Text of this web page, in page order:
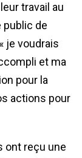
travail au
public de
je voudrais
et ma
pour la
actions pour
ont reçu une